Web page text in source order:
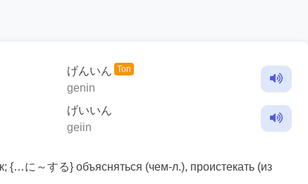
げんいん Топ
genin
げいいん
geiin
{…に～する} объясняться (чем-л.), проистекать (из